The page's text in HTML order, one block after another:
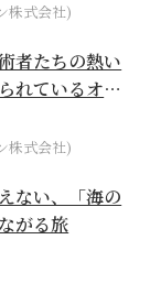
株式会社)
者たちの熱い
れているオー
株式会社)
ない、「海の
がる旅